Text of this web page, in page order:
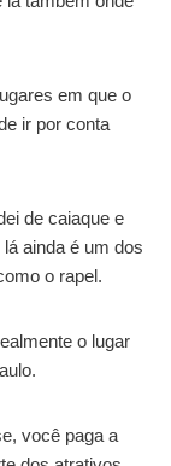
em que o
ir por conta
de caiaque e
ainda é um dos
o rapel.
o lugar
você paga a